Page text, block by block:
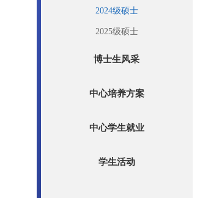
2024级硕士
2025级硕士
博士生风采
中心培养方案
中心学生就业
学生活动